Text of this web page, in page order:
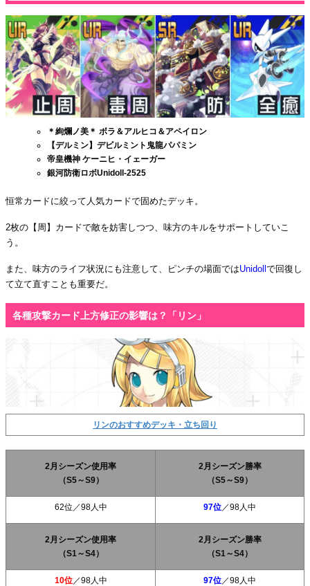
＊絢爛ノ美＊ ボラ＆アルヒコ＆アペイロン
【デルミン】デビルミント鬼龍パパミン
帝皇機神 ケーニヒ・イェーガー
銀河防衛ロボUnidoll-2525
恒常カードに絞って人気カードで固めたデッキ。
2枚の【周】カードで敵を妨害しつつ、味方のキルをサポートしていこ
う。
また、味方のライフ状況にも注意して、ピンチの場面ではUnidollで回復し
て立て直すことも重要だ。
各種攻撃カード上方修正の影響は？「リン」
リンのおすすめデッキ・立ち回り
2月シーズン使用率
（S5～S9）
2月シーズン勝率
（S5～S9）
62位 ／98人中 97位／98人中
2月シーズン使用率
（S1～S4）
2月シーズン勝率
（S1～S4）
10位／98人中 97位／98人中